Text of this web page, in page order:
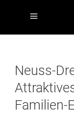
Neuss-
Familien-